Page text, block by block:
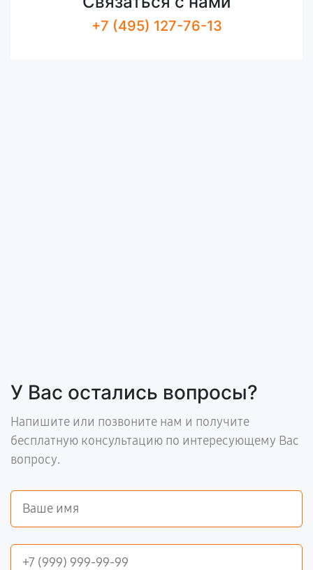
+7 (495) 127-76-13
У Вас остались вопросы?
Напишите или позвоните нам и получите
бесплатную консультацию по интересующему Вас
вопросу.